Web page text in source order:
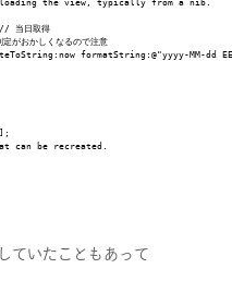
the view, typically from a nib.
当日取得
がおかしくなるので注意
formatString:@"yyyy-MM-dd
can be recreated.
ていたこともあって